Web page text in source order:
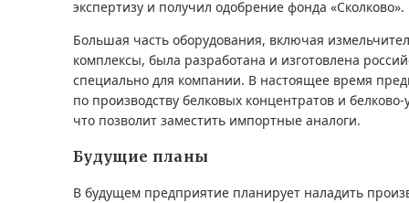
экспертизу и получил одобрение фонда «Сколково».
Большая часть оборудования, включая
комплексы, была разработана и изготовлена
специально для компании. В настоящее время
по производству белковых концентратов и
что позволит заместить импортные аналоги.
Будущие планы
В будущем предприятие планирует наладить